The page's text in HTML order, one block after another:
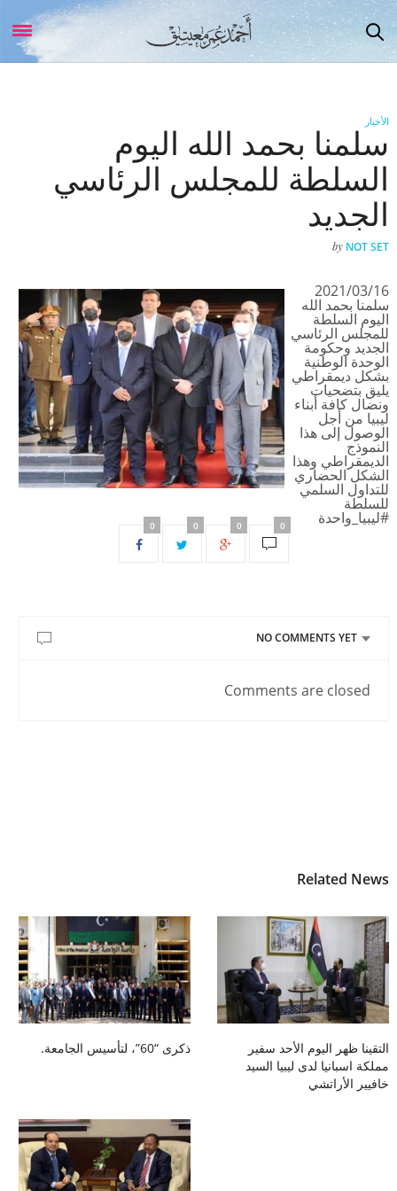
الأخبار
سلمنا بحمد الله اليوم
السلطة للمجلس الرئاسي
الجديد
by NOT SET
2021/03/16
سلمنا بحمد الله
اليوم السلطة
للمجلس الرئاسي
الجديد وحكومة
الوحدة الوطنية
بشكل ديمقراطي
يليق بتضحيات
ونضال كافة أبناء
ليبيا من أجل
الوصول إلى هذا
النموذج
الديمقراطي وهذا
الشكل الحضاري
للتداول السلمي
للسلطة
#ليبيا_واحدة 0 0 0 0
NO COMMENTS YET
Comments are closed
Related News
ذكرى “60”، لتأسيس الجامعة.
التقينا ظهر اليوم الأحد سفير
مملكة اسبانيا لدى ليبيا السيد
خافيير الأراتشي